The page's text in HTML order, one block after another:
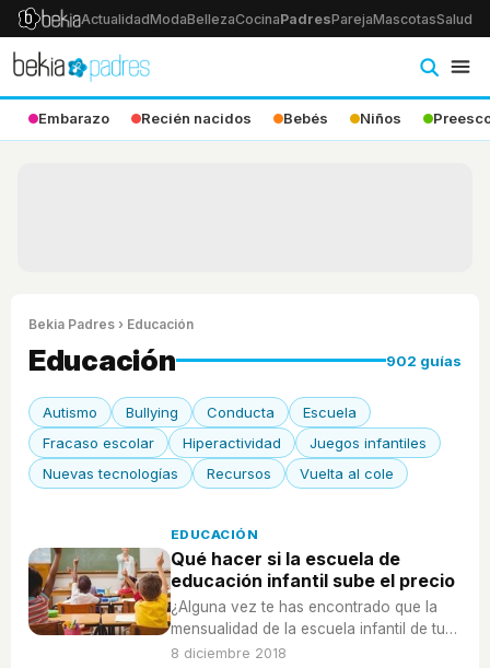
ActualidadModaBellezaCocinaPadresParejaMascotasSalud
Embarazo Recién nacidos Bebés Niños
Bekia Padres › Educación
Educación 902 guías
Autismo Bullying Conducta
Escuela
Fracaso escolar
Hiperactividad
Juegos infantiles
Nuevas tecnologías
Recursos Vuelta al cole
EDUCACIÓN
Qué hacer si la escuela de
educación infantil sube el precio
¿Alguna vez te has encontrado que la
mensualidad de la escuela infantil de tu
hijo ha subido de precio? ¿Qué puedes
8 diciembre 2018